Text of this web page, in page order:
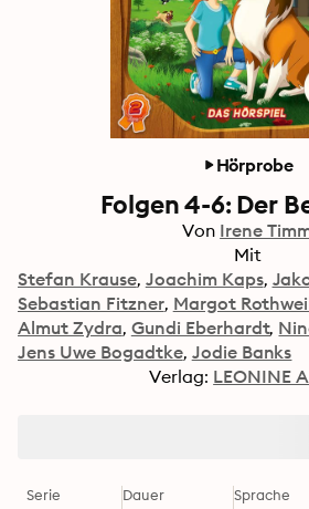
Hörprobe
Folgen 4-6: Der
Von Irene
Mit
Stefan Krause Joachim Kaps
Sebastian Fitzner Margot
Almut Zydra Gundi Eberhardt
Jens Uwe Bogadtke Jodie Banks
Verlag: LEONINE
Serie Dauer Sprache